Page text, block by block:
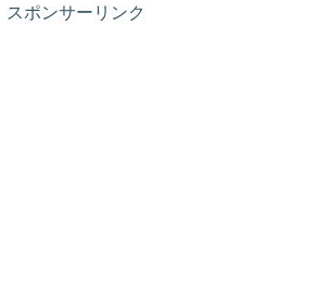
スポンサーリンク